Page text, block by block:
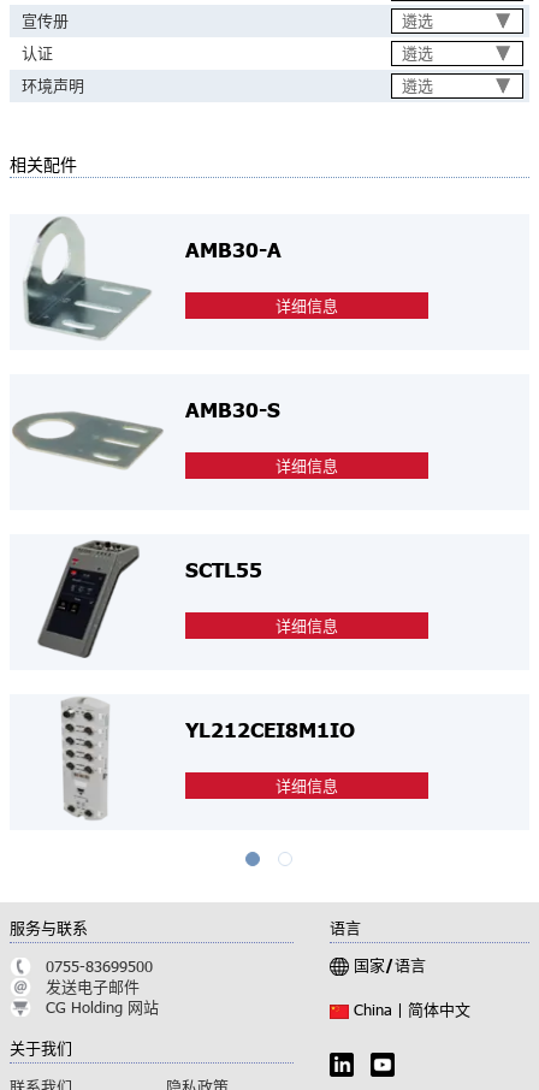
宣传册
遴选
认证
遴选
环境声明
遴选
相关配件
AMB30-A
详细信息
AMB30-S
详细信息
SCTL55
详细信息
YL212CEI8M1IO
详细信息
服务与联系
0755-83699500
发送电子邮件
CG Holding 网站
关于我们
语言
国家/语言
China | 简体中文